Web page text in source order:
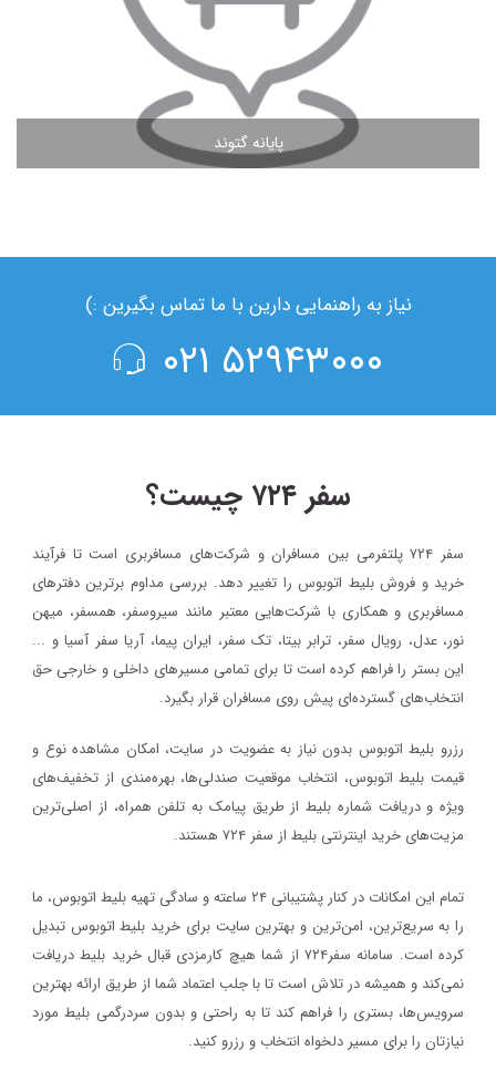
پایانه گتوند
مشاهده ادامه مطلب
نیاز به راهنمایی دارین با ما تماس بگیرین :)
۵۲۹۴۳۰۰۰ ۰۲۱
سفر ۷۲۴ چیست؟
سفر ۷۲۴ پلتفرمی بین مسافران و شرکت‌های مسافربری است تا فرآیند
خرید و فروش بلیط اتوبوس را تغییر دهد. بررسی مداوم برترین دفترهای
مسافربری و همکاری با شرکت‌هایی معتبر مانند سیروسفر، همسفر، میهن‌
نور، عدل، رویال سفر، ترابر بیتا، تک سفر، ایران پیما، آریا سفر آسیا و ...
این بستر را فراهم کرده است تا برای تمامی مسیرهای داخلی و خارجی حق
انتخاب‌های گسترده‌ای پیش روی مسافران قرار بگیرد.
رزرو بلیط اتوبوس بدون نیاز به عضویت در سایت، امکان مشاهده نوع و
قیمت بلیط اتوبوس، انتخاب موقعیت صندلی‌ها، بهره‌مندی از تخفیف‌های
ویژه و دریافت شماره‌ بلیط از طریق پیامک به تلفن همراه، از اصلی‌ترین
مزیت‌های خرید اینترنتی بلیط از سفر ۷۲۴ هستند.
تمام این امکانات در کنار پشتیبانی‌ ۲۴ ساعته و سادگی تهیه بلیط اتوبوس، ما
را به سریع‌ترین، امن‌ترین و بهترین سایت برای خرید بلیط اتوبوس تبدیل
کرده است. سامانه سفر۷۲۴ از شما هیچ کارمزدی قبال خرید بلیط دریافت
نمی‌کند و همیشه در تلاش است تا با جلب اعتماد شما از طریق ارائه بهترین
سرویس‌ها، بستری را فراهم کند تا به راحتی و بدون سردرگمی بلیط مورد
نیازتان را برای مسیر دلخواه انتخاب و رزرو کنید.